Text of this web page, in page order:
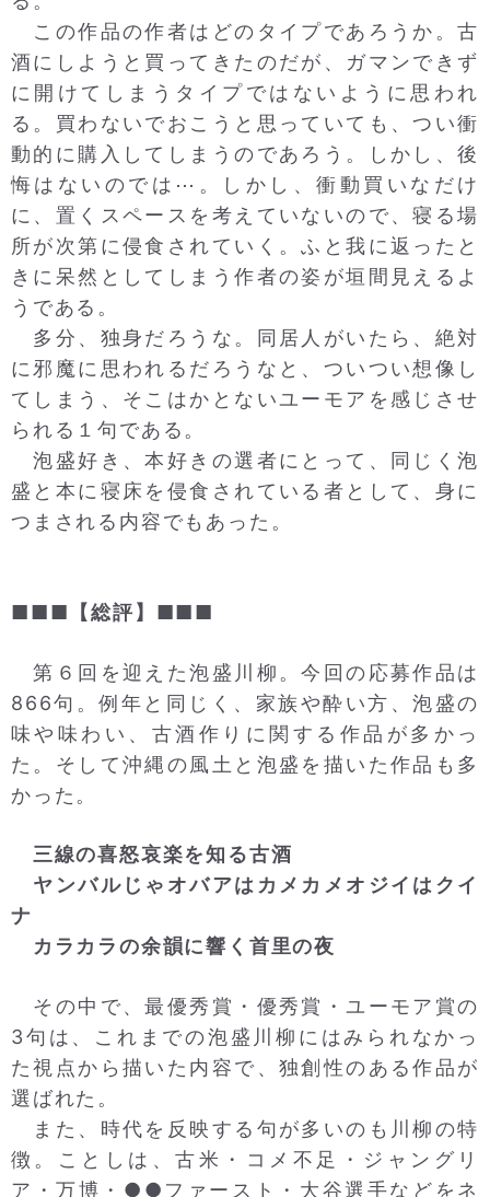
この作品の作者はどのタイプであろうか。古
酒にしようと買ってきたのだが、ガマンできず
に開けてしまうタイプではないように思われ
る。買わないでおこうと思っていても、つい衝
動的に購入してしまうのであろう。しかし、後
悔はないのでは⋯。しかし、衝動買いなだけ
に、置くスペースを考えていないので、寝る場
所が次第に侵食されていく。ふと我に返ったと
きに呆然としてしまう作者の姿が垣間見えるよ
うである。
多分、独身だろうな。同居人がいたら、絶対
に邪魔に思われるだろうなと、ついつい想像し
てしまう、そこはかとないユーモアを感じさせ
られる１句である。
泡盛好き、本好きの選者にとって、同じく泡
盛と本に寝床を侵食されている者として、身に
つまされる内容でもあった。
■■■【総評】■■■
第６回を迎えた泡盛川柳。今回の応募作品は
866句。例年と同じく、家族や酔い方、泡盛の
味や味わい、古酒作りに関する作品が多かっ
た。そして沖縄の風土と泡盛を描いた作品も多
かった。
三線の喜怒哀楽を知る古酒
ヤンバルじゃオバアはカメカメオジイはクイ
ナ
カラカラの余韻に響く首里の夜
その中で、最優秀賞・優秀賞・ユーモア賞の
3句は、これまでの泡盛川柳にはみられなかっ
た視点から描いた内容で、独創性のある作品が
選ばれた。
また、時代を反映する句が多いのも川柳の特
徴。ことしは、古米・コメ不足・ジャングリ
ア・万博・●●ファースト・大谷選手などをネ